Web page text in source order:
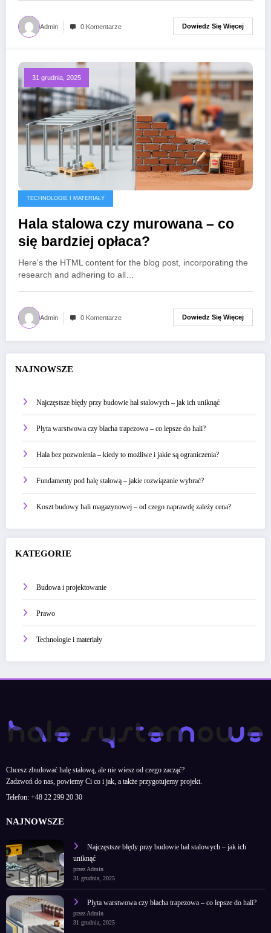
NAJNOWSZE
Najczęstsze błędy przy budowie hal stalowych – jak ich uniknąć
Płyta warstwowa czy blacha trapezowa – co lepsze do hali?
Hala bez pozwolenia – kiedy to możliwe i jakie są ograniczenia?
Fundamenty pod halę stalową – jakie rozwiązanie wybrać?
Koszt budowy hali magazynowej – od czego naprawdę zależy cena?
KATEGORIE
Budowa i projektowanie
Prawo
Technologie i materiały
Admin 0 Komentarze Dowiedz Się Więcej
31 grudnia, 2025
TECHNOLOGIE I MATERIAŁY
Hala stalowa czy murowana – co
się bardziej opłaca?
Here's the HTML content for the blog post, incorporating the
research and adhering to all…
Admin 0 Komentarze Dowiedz Się Więcej
Chcesz zbudować halę stalową, ale nie wiesz od czego zacząć?
Zadzwoń do nas, powiemy Ci co i jak, a także przygotujemy projekt.
Telefon: +48 22 299 20 30
NAJNOWSZE
Najczęstsze błędy przy budowie hal stalowych – jak ich
uniknąć
przez Admin
31 grudnia, 2025
Płyta warstwowa czy blacha trapezowa – co lepsze do hali?
przez Admin
31 grudnia, 2025